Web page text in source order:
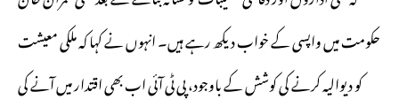
حکومت میں واپسی کے خواب دیکھ رہے ہیں۔ انہوں نے کہا کہ ملکی معیشت
کو دیوالیہ کرنے کی کوشش کے باوجود، پی ٹی آئی اب بھی اقتدار میں آنے کی